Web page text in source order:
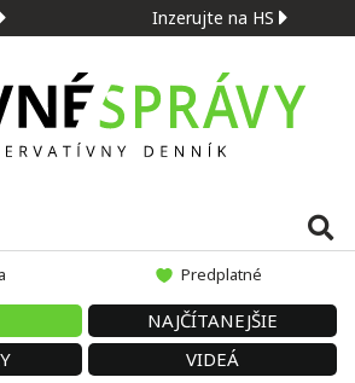
Inzerujte na HS
Predplatné
NAJČÍTANEJŠIE
VIDEÁ